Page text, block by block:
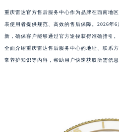
重庆雷达官方售后服务中心作为品牌在西南地
表使用者提供规范、高效的售后保障。2026年
新，确保客户能够通过官方途径获得准确指引
全面介绍重庆雷达售后服务中心的地址、联系
常养护知识等内容，帮助用户快速获取所需信息